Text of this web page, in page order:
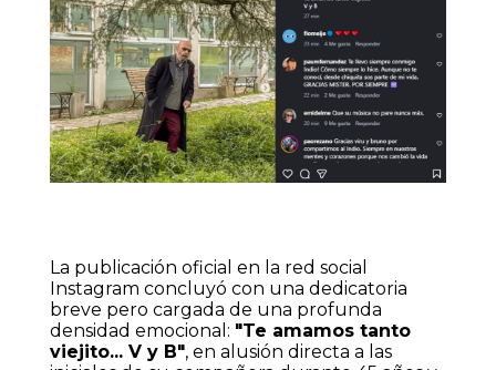
La publicación oficial en la red social
Instagram concluyó con una dedicatoria
breve pero cargada de una profunda
densidad emocional: "Te amamos tanto
viejito... V y B", en alusión directa a las